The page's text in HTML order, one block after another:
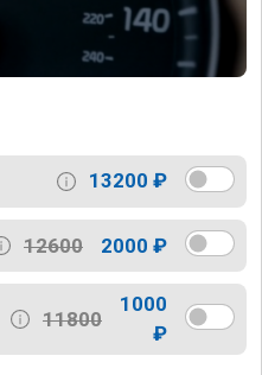
13200 ₽
12600 2000 ₽
11800
1000
₽